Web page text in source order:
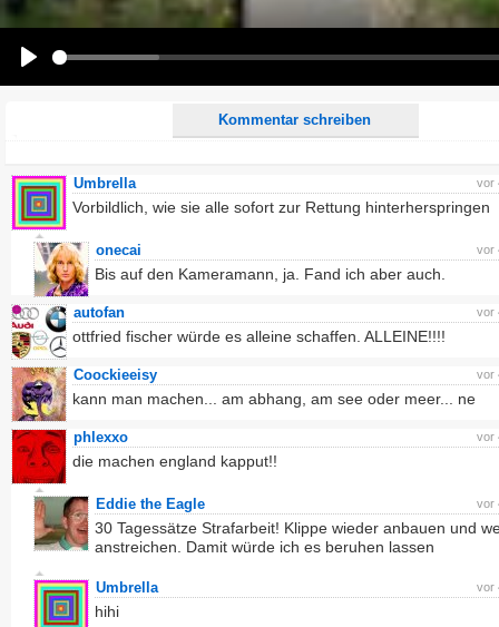
Kommentar schreiben
URLs werden automatisch umgewandelt. Bitte verwende "www." oder "http://" in URLs
Ich möchte eine E-Mail, wenn auf dieser Seite weitere Kommentare erscheinen.
vor
Umbrella
Vorbildlich, wie sie alle sofort zur Rettung hinterherspringen
vor
onecai
Bis auf den Kameramann, ja. Fand ich aber auch.
vor
autofan
ottfried fischer würde es alleine schaffen. ALLEINE!!!!
vor
Coockieeisy
kann man machen... am abhang, am see oder meer... ne
vor
phlexxo
die machen england kapput!!
vor
Eddie the Eagle
30 Tagessätze Strafarbeit! Klippe wieder anbauen und
anstreichen. Damit würde ich es beruhen lassen
vor
Umbrella
hihi